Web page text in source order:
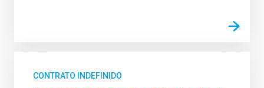
CONTRATO INDEFINIDO